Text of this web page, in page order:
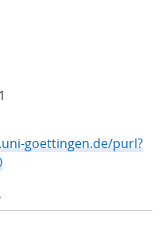
goettingen.de/purl?